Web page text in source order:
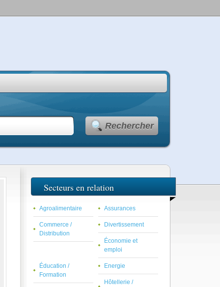
Rechercher
Secteurs en relation
Agroalimentaire Assurances
Commerce /
Distribution
Divertissement
Économie et
emploi
Éducation /
Formation
Energie
Hôtellerie /